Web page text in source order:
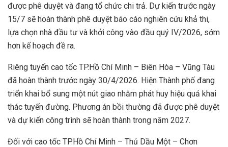
được phê duyệt và đang tổ chức chi trả. Dự kiến trước ngày
15/7 sẽ hoàn thành phê duyệt báo cáo nghiên cứu khả thi,
lựa chọn nhà đầu tư và khởi công vào đầu quý IV/2026, sớm
hơn kế hoạch đề ra.
Riêng tuyến cao tốc TP.Hồ Chí Minh – Biên Hòa – Vũng Tàu
đã hoàn thành trước ngày 30/4/2026. Hiện Thành phố đang
triển khai bổ sung một nút giao nhằm phát huy hiệu quả khai
thác tuyến đường. Phương án bồi thường đã được phê duyệt
và dự kiến công trình sẽ hoàn thành trong năm 2027.
Đối với cao tốc TP.Hồ Chí Minh – Thủ Dầu Một – Chơn